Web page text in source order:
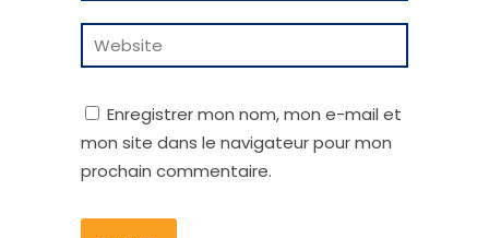
Enregistrer mon nom, mon e-mail et
mon site dans le navigateur pour mon
prochain commentaire.